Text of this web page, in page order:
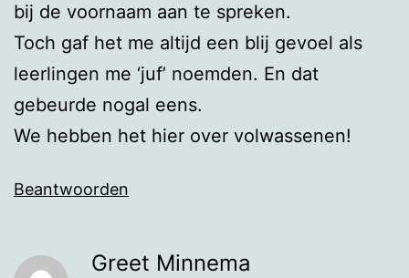
bij de voornaam aan te spreken.
Toch gaf het me altijd een blij gevoel als
leerlingen me ‘juf’ noemden. En dat
gebeurde nogal eens.
We hebben het hier over volwassenen!
Beantwoorden
Greet Minnema